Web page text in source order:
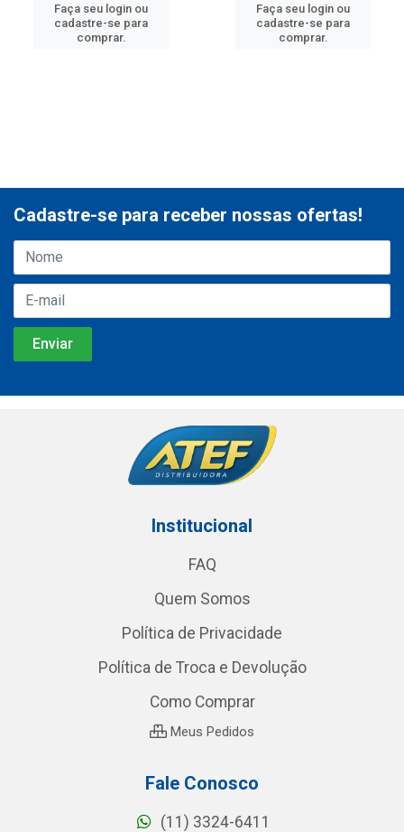
Faça seu login ou
cadastre-se para
comprar.
Faça seu login ou
cadastre-se para
comprar.
Cadastre-se para receber nossas ofertas!
Institucional
FAQ
Quem Somos
Política de Privacidade
Política de Troca e Devolução
Como Comprar
Meus Pedidos
Fale Conosco
(11) 3324-6411